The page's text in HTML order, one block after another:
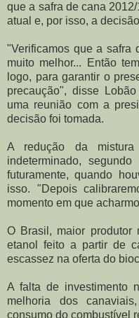
que a safra de cana
atual e, por isso, a
"Verificamos que a safra
muito melhor... Então
logo, para garantir o
precaução", disse
uma reunião com a
decisão foi tomada.
A redução da
indeterminado,
futuramente, quando
isso. "Depois
momento em que
O Brasil, maior produtor
etanol feito a partir de
escassez na oferta do
A falta de investimento
melhoria dos
consumo do combustível